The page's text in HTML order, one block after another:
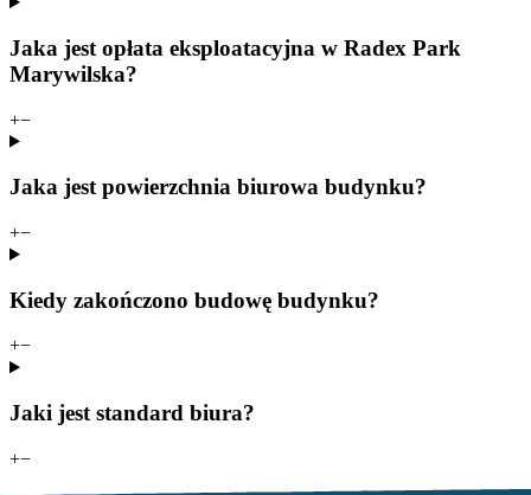
Jaka jest opłata eksploatacyjna w Radex Park
Marywilska?
+−
Jaka jest powierzchnia biurowa budynku?
+−
Kiedy zakończono budowę budynku?
+−
Jaki jest standard biura?
+−